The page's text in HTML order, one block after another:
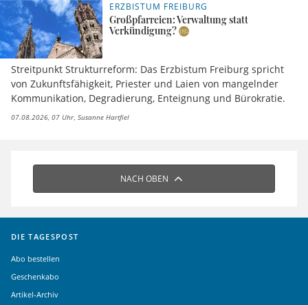
ERZBISTUM FREIBURG
Großpfarreien: Verwaltung statt
Verkündigung?
Streitpunkt Strukturreform: Das Erzbistum Freiburg spricht
von Zukunftsfähigkeit, Priester und Laien von mangelnder
Kommunikation, Degradierung, Enteignung und Bürokratie.
07.08.2026, 07 Uhr Susanne Hartfiel
NACH OBEN
DIE TAGESPOST
Abo bestellen
Geschenkabo
Artikel-Archiv